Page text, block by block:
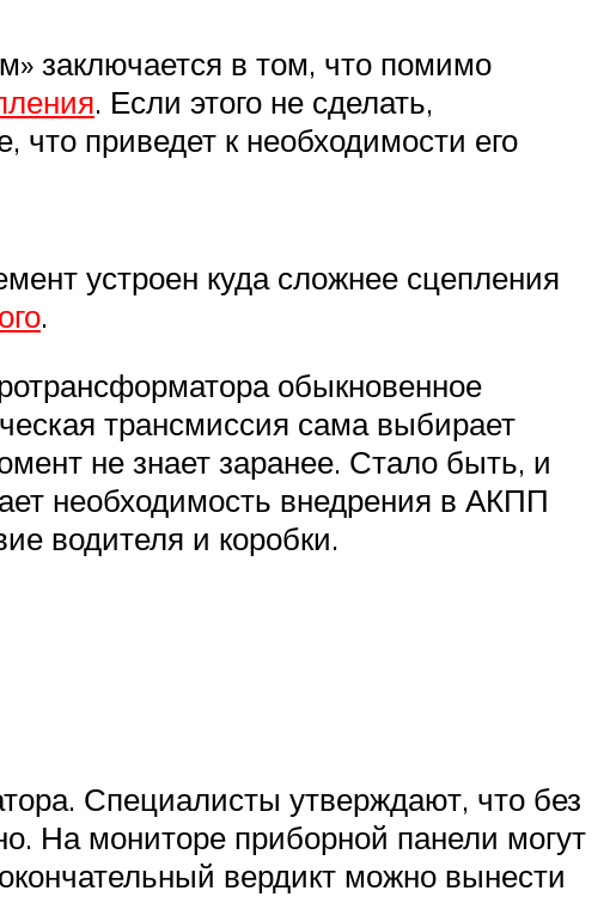
заключается в том, что помимо
. Если этого не сделать,
что приведет к необходимости его
устроен куда сложнее сцепления
.
обыкновенное
трансмиссия сама выбирает
не знает заранее. Стало быть, и
необходимость внедрения в АКПП
водителя и коробки.
Специалисты утверждают, что без
На мониторе приборной панели могут
вердикт можно вынести